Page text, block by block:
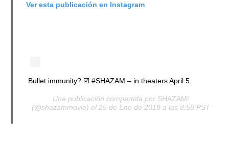
Ver esta publicación en Instagram
Bullet immunity? ☑️ #SHAZAM – in theaters April 5.
Una publicación compartida por SHAZAM!
(@shazammovie) el 25 de Ene de 2019 a las 8:58 PST